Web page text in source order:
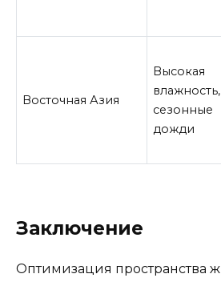
Восточная Азия
Высокая
влажность,
сезонные
дожди
Заключение
Оптимизация пространства